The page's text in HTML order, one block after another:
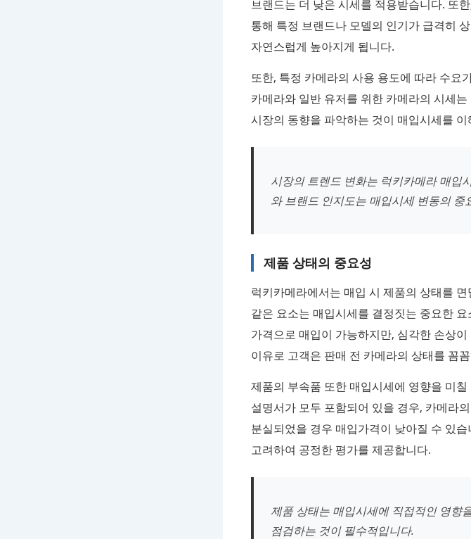
브랜드는 더 낮은 시세를 적용받습니다. 또
통해 특정 브랜드나 모델의 인기가 급격히
자연스럽게 높아지게 됩니다.
또한, 특정 카메라의 사용 용도에 따라 수요
카메라와 일반 유저를 위한 카메라의 시세
시장의 동향을 파악하는 것이 매입시세를
시장의 트렌드 변화는 럭키카메라 매입
와 브랜드 인지도는 매입시세 변동의 중
제품 상태의 중요성
럭키카메라에서는 매입 시 제품의 상태를
같은 요소는 매입시세를 결정짓는 중요한
가격으로 매입이 가능하지만, 심각한 손상
이유로 고객은 판매 전 카메라의 상태를 꼼
제품의 부속품 또한 매입시세에 영향을 미
설명서가 모두 포함되어 있을 경우, 카메라
분실되었을 경우 매입가격이 낮아질 수 있
고려하여 공정한 평가를 제공합니다.
제품 상태는 매입시세에 직접적인 영향
점검하는 것이 필수적입니다.